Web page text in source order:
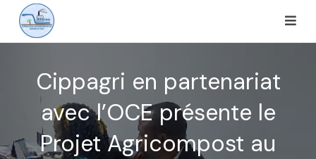
Cippagri en partenariat
avec l’OCE présente le
Projet Agricompost au